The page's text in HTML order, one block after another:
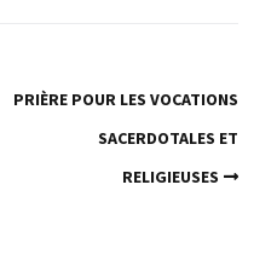
PRIÈRE POUR LES VOCATIONS
SACERDOTALES ET
RELIGIEUSES